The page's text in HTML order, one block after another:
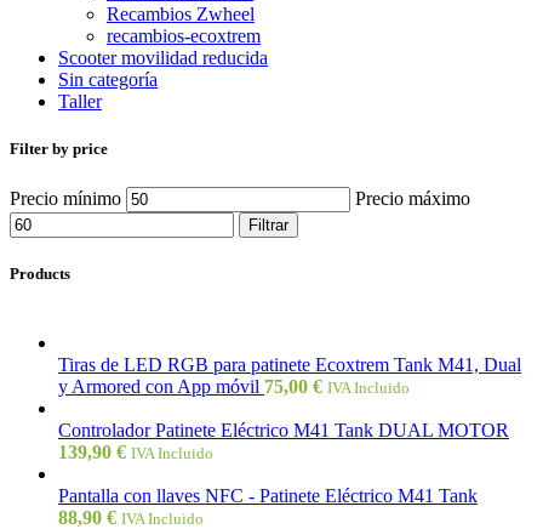
Recambios Zwheel
recambios-ecoxtrem
Scooter movilidad reducida
Sin categoría
Taller
Filter by price
Precio mínimo Precio máximo
Filtrar
Products
Tiras de LED RGB para patinete Ecoxtrem Tank M41, Dual
y Armored con App móvil 75,00 € IVA Incluido
Controlador Patinete Eléctrico M41 Tank DUAL MOTOR
139,90 € IVA Incluido
Pantalla con llaves NFC - Patinete Eléctrico M41 Tank
88,90 € IVA Incluido